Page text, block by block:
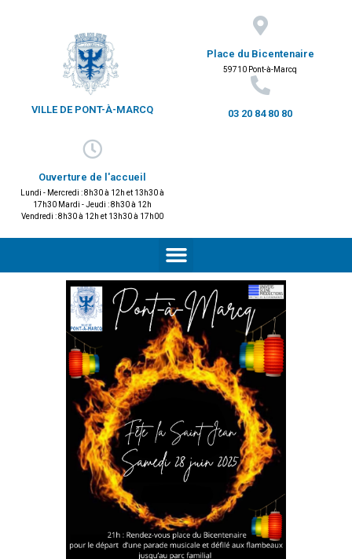
VILLE DE PONT-À-MARCQ
Place du Bicentenaire
59710 Pont-à-Marcq
03 20 84 80 80
Ouverture de l'accueil
Lundi - Mercredi : 8h30 à 12h et 13h30 à
17h30 Mardi - Jeudi : 8h30 à 12h
Vendredi : 8h30 à 12h et 13h30 à 17h00